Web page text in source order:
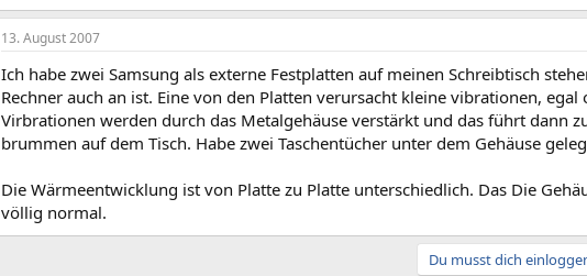
13. August 2007
Ich habe zwei Samsung als externe Festplatten auf meinen Schreibtisch
Rechner auch an ist. Eine von den Platten verursacht kleine vibrationen,
Virbrationen werden durch das Metalgehäuse verstärkt und das führt dann
brummen auf dem Tisch. Habe zwei Taschentücher unter dem Gehäuse
Die Wärmeentwicklung ist von Platte zu Platte unterschiedlich. Das Die
völlig normal.
Du musst dich